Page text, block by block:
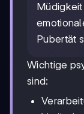
Pubertät
Wichtige
sind: